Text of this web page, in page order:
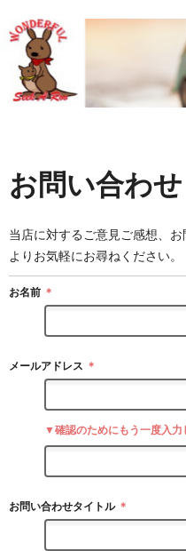
お問い合わせ
当店に対するご意見ご感想、
よりお気軽にお尋ねください。
お名前 ＊
メールアドレス ＊
▼確認のためにもう一度入力
お問い合わせタイトル ＊